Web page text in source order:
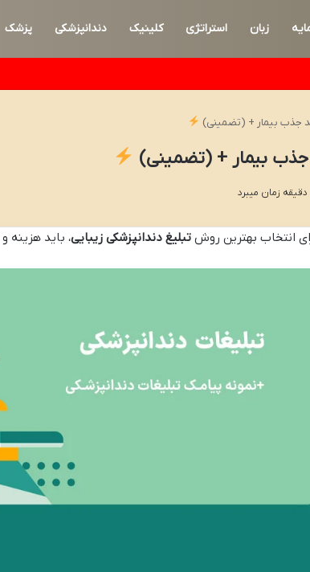
زبان استراتژی کلینیک دندانپزشکی پزشک
انتخاب بهترین روشتبلیغ دندانپزشکی زیبایی، باید هزینه